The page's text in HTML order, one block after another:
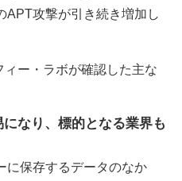
攻撃が引き続き増加し
ー・ラボが確認した主な
なり、標的となる業界も
保存するデータのなか